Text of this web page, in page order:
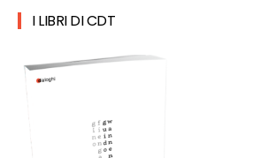
I LIBRI DI CDT